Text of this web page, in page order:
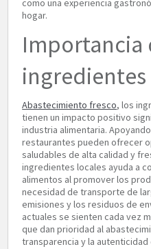
como una experiencia
hogar.
Importancia
Abastecimiento fresco, los
tienen un impacto positivo
industria alimentaria.
restaurantes pueden ofrecer
saludables de alta calidad y
ingredientes locales ayuda a
alimentos al promover los
necesidad de transporte de
emisiones y los residuos de
actuales se sienten cada vez
que dan prioridad al
transparencia y la autenticidad